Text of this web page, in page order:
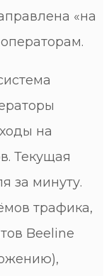
«на
на
Текущая
за минуту.
трафика,
Beeline